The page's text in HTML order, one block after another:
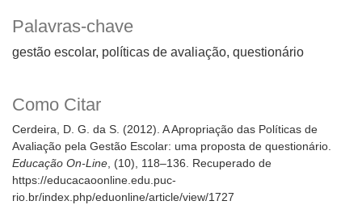
Palavras-chave
gestão escolar políticas de avaliação questionário
Como Citar
Cerdeira, D. G. da S. (2012). A Apropriação das Políticas de
Avaliação pela Gestão Escolar: uma proposta de questionário.
Educação On-Line, (10), 118–136. Recuperado de
https://educacaoonline.edu.puc-
rio.br/index.php/eduonline/article/view/1727